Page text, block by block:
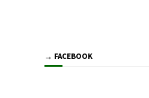
→ FACEBOOK